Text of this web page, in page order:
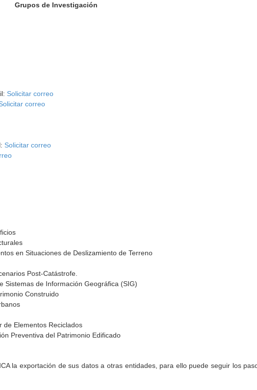
Grupos de Investigación
Solicitar correo
correo
Solicitar correo
en Situaciones de Deslizamiento de Terreno
Post-Catástrofe.
Sistemas de Información Geográfica (SIG)
Construido
de Elementos Reciclados
Preventiva del Patrimonio Edificado
la exportación de sus datos a otras entidades, para ello puede seguir los